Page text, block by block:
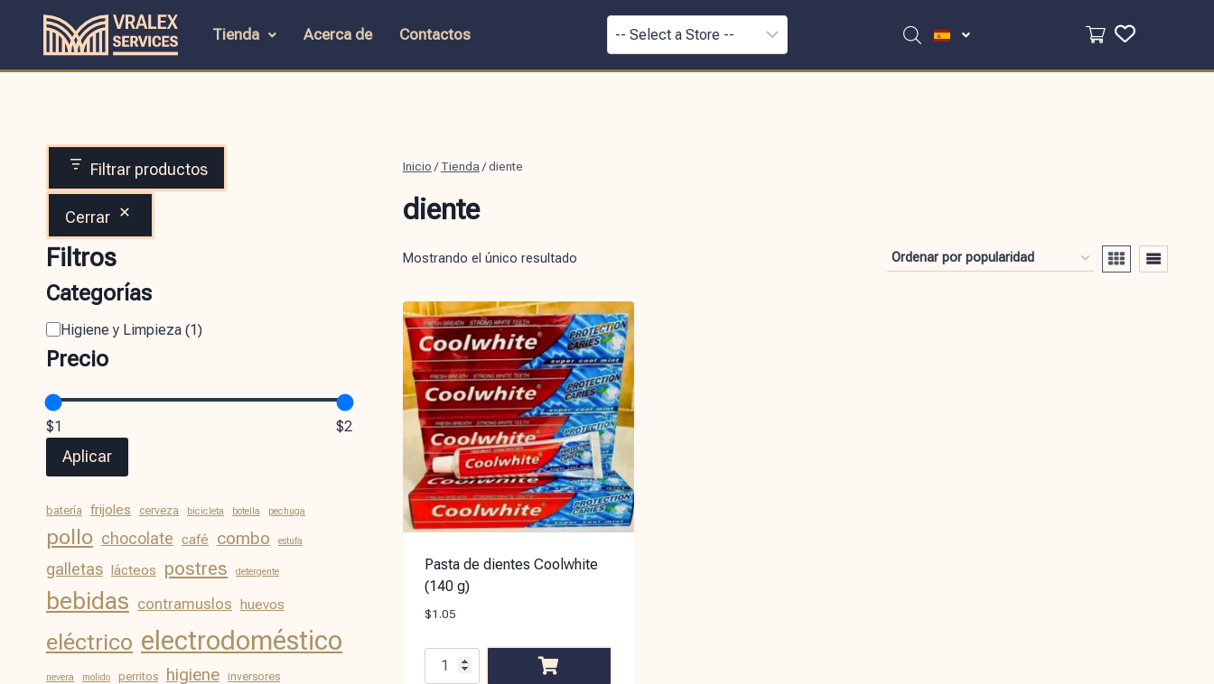
Tienda Acerca de Contactos
Inicio / Tienda /diente
diente
Mostrando el único resultado
Pasta de dientes Coolwhite
(140 g)
$1.05
Filtrar productos
Cerrar
Filtros
Categorías
Higiene y Limpieza (1)
Precio
$1 $2
Aplicar
batería frijoles cerveza bicicleta botella pechuga
pollo chocolate café combo estufa
galletas lácteos postres detergente
bebidas contramuslos huevos
eléctrico electrodoméstico
nevera molido perritos higiene inversores